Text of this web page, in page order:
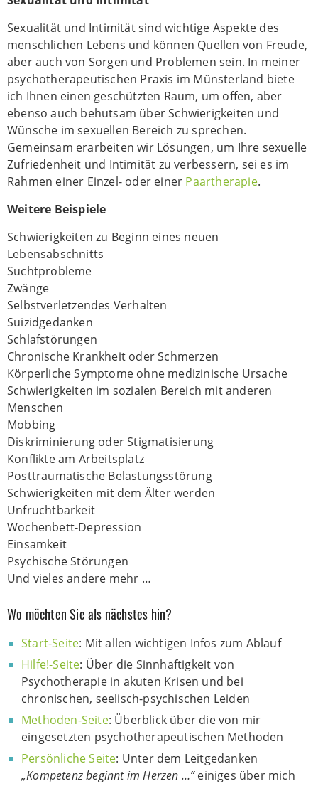
Sexualität und Intimität sind wichtige Aspekte des
menschlichen Lebens und können Quellen von Freude,
aber auch von Sorgen und Problemen sein. In meiner
psychotherapeutischen Praxis im Münsterland biete
ich Ihnen einen geschützten Raum, um offen, aber
ebenso auch behutsam über Schwierigkeiten und
Wünsche im sexuellen Bereich zu sprechen.
Gemeinsam erarbeiten wir Lösungen, um Ihre sexuelle
Zufriedenheit und Intimität zu verbessern, sei es im
Rahmen einer Einzel- oder einer Paartherapie.
Weitere Beispiele
Schwierigkeiten zu Beginn eines neuen
Lebensabschnitts
Suchtprobleme
Zwänge
Selbstverletzendes Verhalten
Suizidgedanken
Schlafstörungen
Chronische Krankheit oder Schmerzen
Körperliche Symptome ohne medizinische Ursache
Schwierigkeiten im sozialen Bereich mit anderen
Menschen
Mobbing
Diskriminierung oder Stigmatisierung
Konflikte am Arbeitsplatz
Posttraumatische Belastungsstörung
Schwierigkeiten mit dem Älter werden
Unfruchtbarkeit
Wochenbett-Depression
Einsamkeit
Psychische Störungen
Und vieles andere mehr …
Wo möchten Sie als nächstes hin?
Start-Seite: Mit allen wichtigen Infos zum Ablauf
Hilfe!-Seite: Über die Sinnhaftigkeit von
Psychotherapie in akuten Krisen und bei
chronischen, seelisch-psychischen Leiden
Methoden-Seite: Überblick über die von mir
eingesetzten psychotherapeutischen Methoden
Persönliche Seite: Unter dem Leitgedanken
„Kompetenz beginnt im Herzen …“einiges über mich